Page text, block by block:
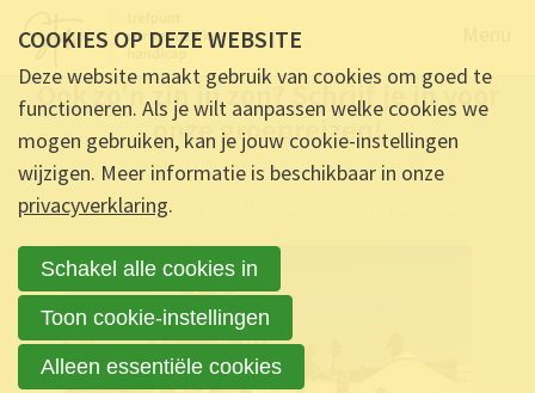
Ook zo'n zin in zon? Schrijf je in voor
onze groepreizen!
Ontmoet & Deel
Ook zo'n zin in zon? Schrijf je in voor onze groepreizen!
COOKIES OP DEZE WEBSITE
Deze website maakt gebruik van cookies om goed te
functioneren. Als je wilt aanpassen welke cookies we
mogen gebruiken, kan je jouw cookie-instellingen
wijzigen. Meer informatie is beschikbaar in onze
privacyverklaring.
Schakel alle cookies in
Toon cookie-instellingen
Alleen essentiële cookies